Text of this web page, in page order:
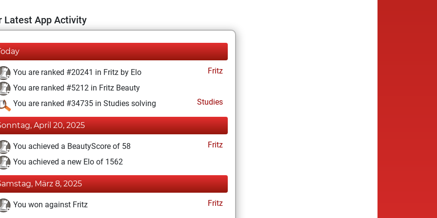
Latest App Activity
You are ranked #20241 in Fritz by Elo
Fritz
You are ranked #5212 in Fritz Beauty
You are ranked #34735 in Studies solving
Studies
April 20, 2025
You achieved a BeautyScore of 58
Fritz
You achieved a new Elo of 1562
März 8, 2025
You won against Fritz Fritz